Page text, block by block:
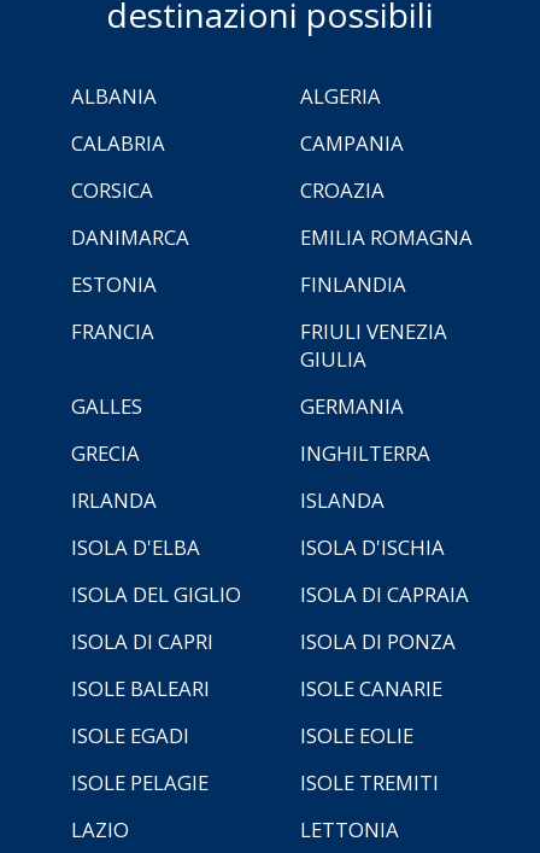
destinazioni possibili
ALBANIA
ALGERIA
CALABRIA
CAMPANIA
CORSICA
CROAZIA
DANIMARCA
EMILIA ROMAGNA
ESTONIA
FINLANDIA
FRANCIA
FRIULI VENEZIA
GIULIA
GALLES
GERMANIA
GRECIA
INGHILTERRA
IRLANDA
ISLANDA
ISOLA D'ELBA
ISOLA D'ISCHIA
ISOLA DEL GIGLIO
ISOLA DI CAPRAIA
ISOLA DI CAPRI
ISOLA DI PONZA
ISOLE BALEARI
ISOLE CANARIE
ISOLE EGADI
ISOLE EOLIE
ISOLE PELAGIE
ISOLE TREMITI
LAZIO
LETTONIA